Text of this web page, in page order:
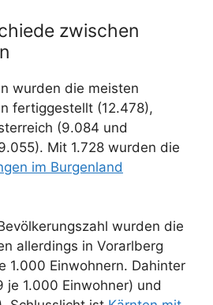
zwischen
wurden die meisten
fertiggestellt (12.478),
(9.084 und
Mit 1.728 wurden die
im Burgenland
wurden die
allerdings in Vorarlberg
1.000 Einwohnern. Dahinter
je 1.000 Einwohner) und